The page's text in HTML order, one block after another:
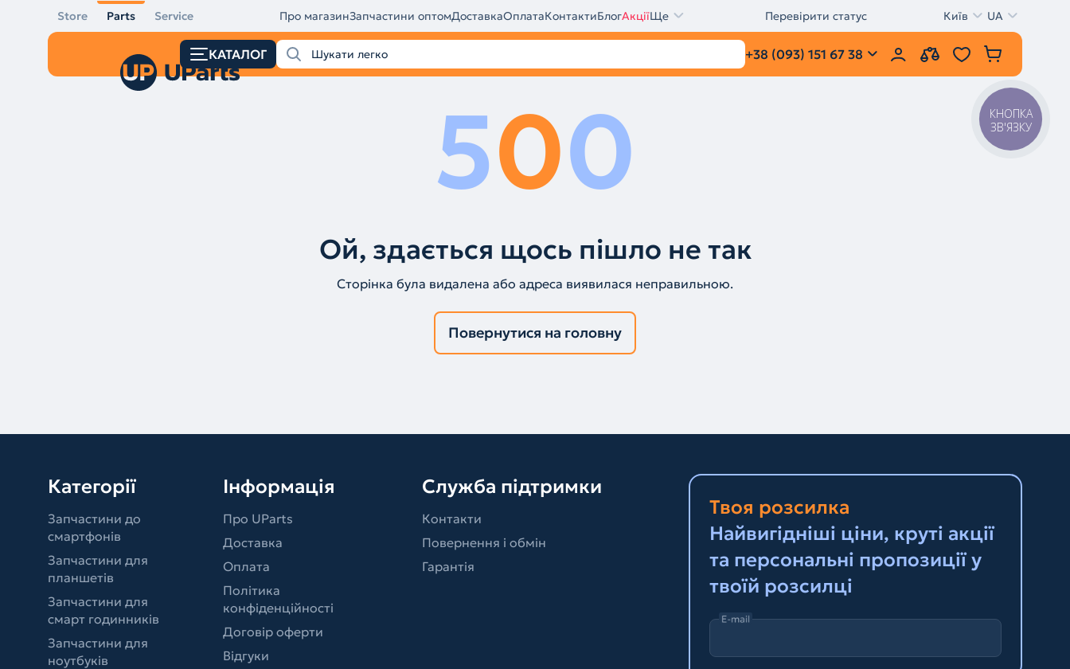
Store Parts Service Про магазинЗапчастини оптомДоставкаОплатаКонтактиБлогАкціїЩе Перевірити статус Київ UA
КАТАЛОГ +38 (093) 151 67 38
500
Ой, здається щось пішло не так
Сторінка була видалена або адреса виявилася неправильною.
Повернутися на головну
Категорії
Запчастини до
смартфонів
Запчастини для
планшетів
Запчастини для
смарт годинників
Запчастини для
ноутбуків
Інформація
Про UParts
Доставка
Оплата
Політика
конфіденційності
Договір оферти
Відгуки
Служба підтримки
Контакти
Повернення і обмін
Гарантія
Твоя розсилка
Найвигідніші ціни, круті акції
та персональні пропозиції у
твоїй розсилці
E-mail
КНОПКА
ЗВ'ЯЗКУ